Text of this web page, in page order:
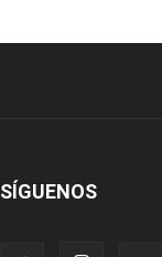
SÍGUENOS